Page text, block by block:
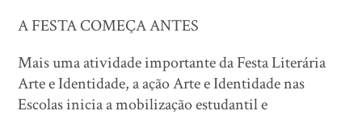
A FESTA COMEÇA ANTES
Mais uma atividade importante da Festa Literária
Arte e Identidade, a ação Arte e Identidade nas
Escolas inicia a mobilização estudantil e